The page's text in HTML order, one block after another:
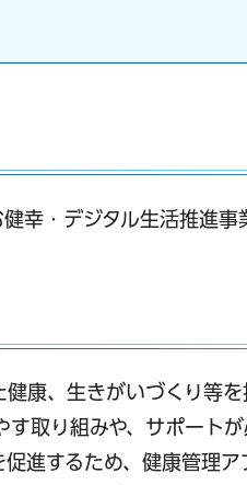
幸・デジタル生活推進事
健康、生きがいづくり等
す取り組みや、サポート
促進するため、健康管理